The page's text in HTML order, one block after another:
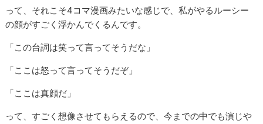
って、それこそ4コマ漫画みたいな感じで、私がやるルーシー
の顔がすごく浮かんでくるんです。
「この台詞は笑って言ってそうだな」
「ここは怒って言ってそうだぞ」
「ここは真顔だ」
って、すごく想像させてもらえるので、今までの中でも演じや